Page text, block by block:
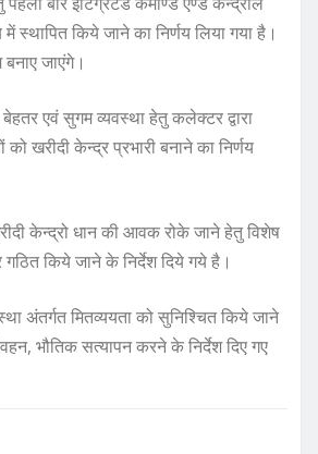
स्थापित किये जाने का निर्णय लिया गया है।
जाएंगे।
एवं सुगम व्यवस्था हेतु कलेक्टर द्वारा
खरीदी केन्द्र प्रभारी बनाने का निर्णय
केन्द्रो धान की आवक रोके जाने हेतु विशेष
किये जाने के निर्देश दिये गये है।
अंतर्गत मितव्ययता को सुनिश्चित किये जाने
भौतिक सत्यापन करने के निर्देश दिए गए